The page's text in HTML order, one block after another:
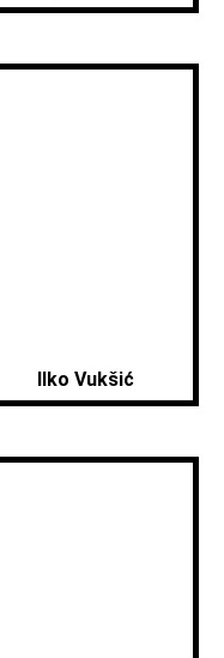
Ilko Vukšić